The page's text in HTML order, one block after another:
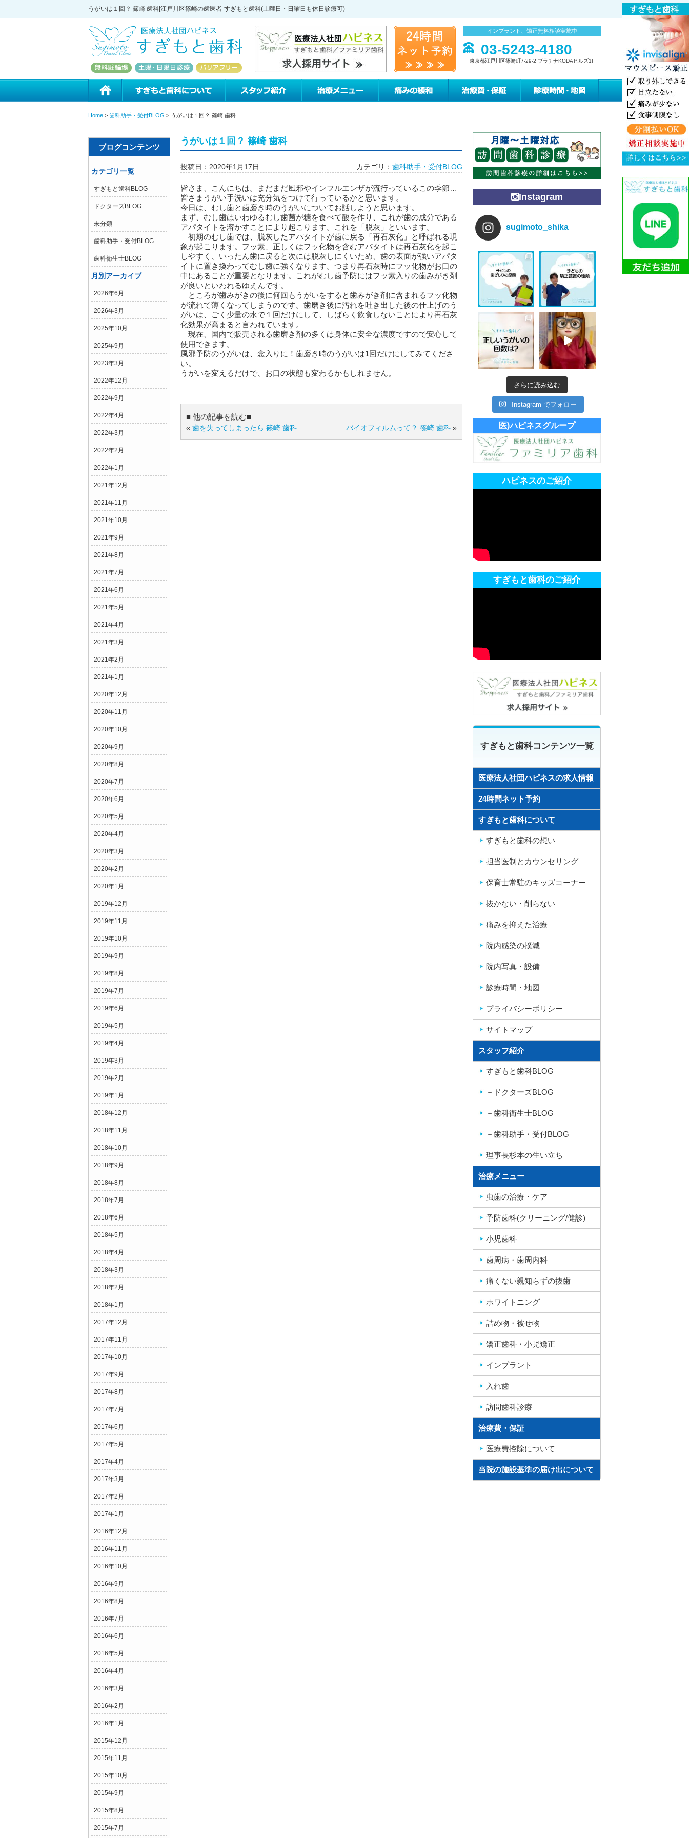
うがいは１回？ 篠崎 歯科|江戸川区篠崎の歯医者-すぎもと歯科(土曜日・日曜日も休日診療可)
インプラント、矯正無料相談実施中
03-5243-4180
東京都江戸川区篠崎町7-29-2 プラチナKODAヒルズ1F
診療時間・地図
Home > 歯科助手・受付BLOG > うがいは１回？ 篠崎 歯科
ブログコンテンツ
カテゴリ一覧
すぎもと歯科BLOG
ドクターズBLOG
未分類
歯科助手・受付BLOG
歯科衛生士BLOG
月別アーカイブ
2026年6月
2026年3月
2025年10月
2025年9月
2023年3月
2022年12月
2022年9月
2022年4月
2022年3月
2022年2月
2022年1月
2021年12月
2021年11月
2021年10月
2021年9月
2021年8月
2021年7月
2021年6月
2021年5月
2021年4月
2021年3月
2021年2月
2021年1月
2020年12月
2020年11月
2020年10月
2020年9月
2020年8月
2020年7月
2020年6月
2020年5月
2020年4月
2020年3月
2020年2月
2020年1月
2019年12月
2019年11月
2019年10月
2019年9月
2019年8月
2019年7月
2019年6月
2019年5月
2019年4月
2019年3月
2019年2月
2019年1月
2018年12月
2018年11月
2018年10月
2018年9月
2018年8月
2018年7月
2018年6月
2018年5月
2018年4月
2018年3月
2018年2月
2018年1月
2017年12月
2017年11月
2017年10月
2017年9月
2017年8月
2017年7月
2017年6月
2017年5月
2017年4月
2017年3月
2017年2月
2017年1月
2016年12月
2016年11月
2016年10月
2016年9月
2016年8月
2016年7月
2016年6月
2016年5月
2016年4月
2016年3月
2016年2月
2016年1月
2015年12月
2015年11月
2015年10月
2015年9月
2015年8月
2015年7月
うがいは１回？ 篠崎 歯科
投稿日：2020年1月17日 カテゴリ： 歯科助手・受付BLOG
皆さま、こんにちは。まだまだ風邪やインフルエンザが流行っているこの季節…
皆さまうがい手洗いは充分気をつけて行っているかと思います。
今日は、むし歯と歯磨き時のうがいについてお話しようと思います。
まず、むし歯はいわゆるむし歯菌が糖を食べて酸を作り、これが歯の成分である
アパタイトを溶かすことにより起こります。これを「脱灰」といいます。
初期のむし歯では、脱灰したアパタイトが歯に戻る「再石灰化」と呼ばれる現
象が起こります。フッ素、正しくはフッ化物を含むアパタイトは再石灰化を起こ
しやすく、いったん歯に戻ると次には脱灰しにくいため、歯の表面が強いアパタ
イトに置き換わってむし歯に強くなります。つまり再石灰時にフッ化物がお口の
中にあることが重要となります。これがむし歯予防にはフッ素入りの歯みがき剤
が良いといわれるゆえんです。
ところが歯みがきの後に何回もうがいをすると歯みがき剤に含まれるフッ化物
が流れて薄くなってしまうのです。歯磨き後に汚れを吐き出した後の仕上げのう
がいは、ごく少量の水で１回だけにして、しばらく飲食しないことにより再石灰
化効果が高まると言われています。
現在、国内で販売される歯磨き剤の多くは身体に安全な濃度ですので安心して
使用できます。
風邪予防のうがいは、念入りに！歯磨き時のうがいは1回だけにしてみてくださ
い。
うがいを変えるだけで、お口の状態も変わるかもしれません。
■ 他の記事を読む■
« 歯を失ってしまったら 篠崎 歯科 バイオフィルムって？ 篠崎 歯科 »
Instagram
sugimoto_shika
さらに読み込む
Instagram でフォロー
医)ハピネスグループ
ハピネスのご紹介
すぎもと歯科のご紹介
すぎもと歯科コンテンツ一覧
医療法人社団ハピネスの求人情報
24時間ネット予約
すぎもと歯科について
すぎもと歯科の想い
担当医制とカウンセリング
保育士常駐のキッズコーナー
抜かない・削らない
痛みを抑えた治療
院内感染の撲滅
院内写真・設備
診療時間・地図
プライバシーポリシー
サイトマップ
スタッフ紹介
すぎもと歯科BLOG
－ドクターズBLOG
－歯科衛生士BLOG
－歯科助手・受付BLOG
理事長杉本の生い立ち
治療メニュー
虫歯の治療・ケア
予防歯科(クリーニング/健診)
小児歯科
歯周病・歯周内科
痛くない親知らずの抜歯
ホワイトニング
詰め物・被せ物
矯正歯科・小児矯正
インプラント
入れ歯
訪問歯科診療
治療費・保証
医療費控除について
当院の施設基準の届け出について